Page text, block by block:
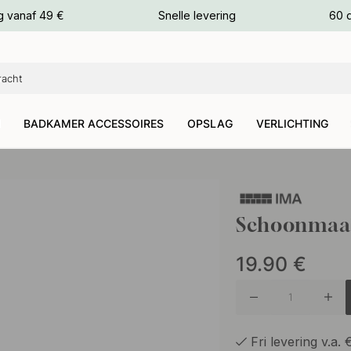
vanaf 49 € Snelle levering 60
BADKAMER ACCESSOIRES OPSLAG VERLICHTING
19.90 €
Fri levering v.a.